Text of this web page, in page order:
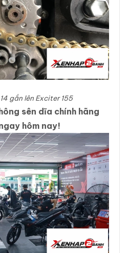
gắn lên Exciter 155
sên dĩa chính hãng
hôm nay!